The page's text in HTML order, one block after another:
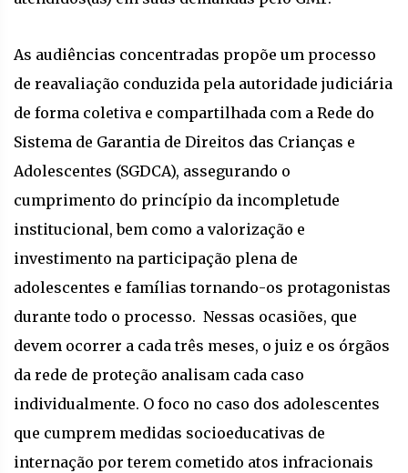
As audiências concentradas propõe um processo
de reavaliação conduzida pela autoridade judiciária
de forma coletiva e compartilhada com a Rede do
Sistema de Garantia de Direitos das Crianças e
Adolescentes (SGDCA), assegurando o
cumprimento do princípio da incompletude
institucional, bem como a valorização e
investimento na participação plena de
adolescentes e famílias tornando-os protagonistas
durante todo o processo. Nessas ocasiões, que
devem ocorrer a cada três meses, o juiz e os órgãos
da rede de proteção analisam cada caso
individualmente. O foco no caso dos adolescentes
que cumprem medidas socioeducativas de
internação por terem cometido atos infracionais